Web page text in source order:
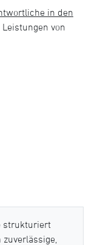
in den
von
strukturiert